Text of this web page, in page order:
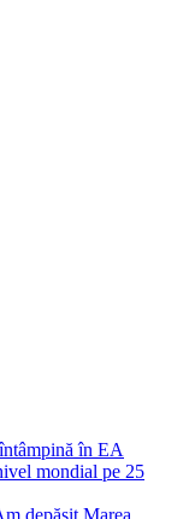
în EA
mondial pe 25
depășit Marea